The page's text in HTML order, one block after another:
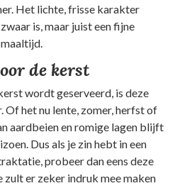
Het lichte, frisse karakter
is, maar juist een fijne
de kerst
wordt geserveerd, is deze
Of het nu lente, zomer, herfst of
aardbeien en romige lagen blijft
Dus als je zin hebt in een
probeer dan eens deze
zult er zeker indruk mee maken